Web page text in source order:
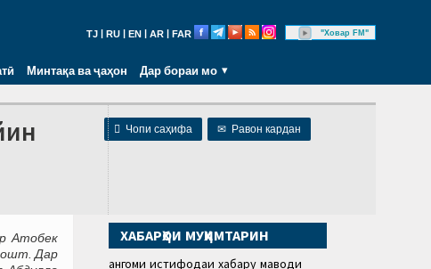
TJ RU EN AR FAR "Ховар FM"
Минтақа ва ҷаҳон Дар бораи мо
 Чопи саҳифа ✉ Равон кардан
Атобек
Дар
ХАБАРҲОИ МУҲИМТАРИН
Ҳангоми истифодаи хабару маводи